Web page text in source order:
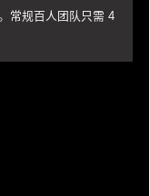
杜绝宕机
常规百人团队只需 4